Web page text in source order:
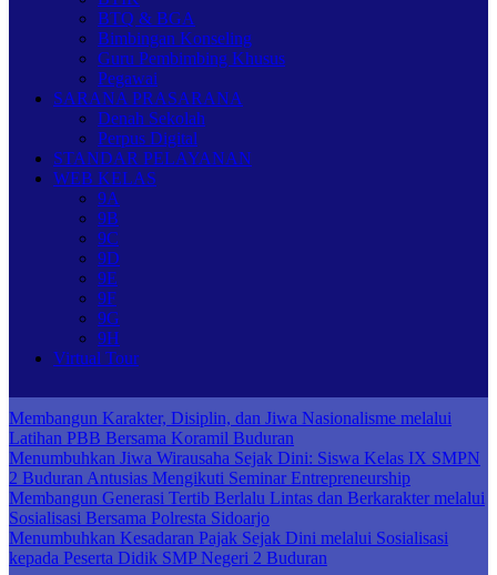
BTQ & BGA
Bimbingan Konseling
Guru Pembimbing Khusus
Pegawai
SARANA PRASARANA
Denah Sekolah
Perpus Digital
STANDAR PELAYANAN
WEB KELAS
9A
9B
9C
9D
9E
9F
9G
9H
Virtual Tour
Membangun Karakter, Disiplin, dan Jiwa Nasionalisme melalui
Latihan PBB Bersama Koramil Buduran
Menumbuhkan Jiwa Wirausaha Sejak Dini: Siswa Kelas IX SMPN
2 Buduran Antusias Mengikuti Seminar Entrepreneurship
Membangun Generasi Tertib Berlalu Lintas dan Berkarakter melalui
Sosialisasi Bersama Polresta Sidoarjo
Menumbuhkan Kesadaran Pajak Sejak Dini melalui Sosialisasi
kepada Peserta Didik SMP Negeri 2 Buduran